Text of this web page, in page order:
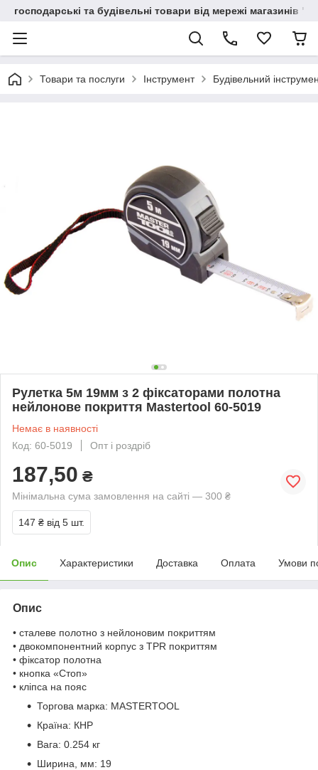
господарські та будівельні товари від мережі магазинів
Товари та послуги Інструмент Будівельний
Рулетка 5м 19мм з 2 фіксаторами полотна
нейлонове покриття Mastertool 60-5019
Немає в наявності
Код: 60-5019
Опт і роздріб
187,50 ₴
Мінімальна сума замовлення на сайті — 300 ₴
147 ₴ від 5 шт.
Опис Характеристики Доставка Оплата Умови
Опис
• сталеве полотно з нейлоновим покриттям
• двокомпонентний корпус з TPR покриттям
• фіксатор полотна
• кнопка «Стоп»
• кліпса на пояс
Торгова марка: MASTERTOOL
Країна: КНР
Вага: 0.254 кг
Ширина, мм: 19